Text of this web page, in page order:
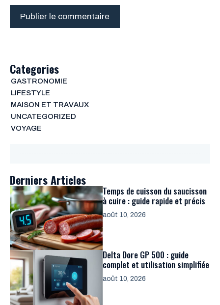
Categories
GASTRONOMIE
LIFESTYLE
MAISON ET TRAVAUX
UNCATEGORIZED
VOYAGE
Derniers Articles
Temps de cuisson du saucisson
à cuire : guide rapide et précis
août 10, 2026
Delta Dore GP 500 : guide
complet et utilisation simplifiée
août 10, 2026